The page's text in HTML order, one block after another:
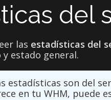
del
las estadísticas del
estado general.
estadísticas son del
en tu WHM,